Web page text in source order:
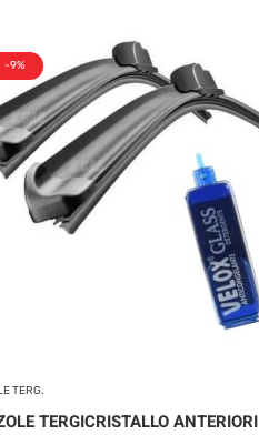
-9%
TERG.
TERGICRISTALLO ANTERIORI